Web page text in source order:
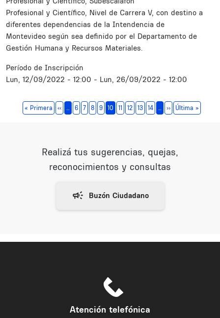
Profesional y Científico, Nivel de Carrera V, con destino a
diferentes dependencias de la Intendencia de
Montevideo según sea definido por el Departamento de
Gestión Humana y Recursos Materiales.
Período de Inscripción
Lun, 12/09/2022 - 12:00 - Lun, 26/09/2022 - 12:00
Paginación
« Primera Primera página
‹‹Página anterior
6 7 8 9 10 11 12 13 14 ››Siguiente página
Última »
Realizá tus sugerencias, quejas,
reconocimientos y consultas
Atención telefónica